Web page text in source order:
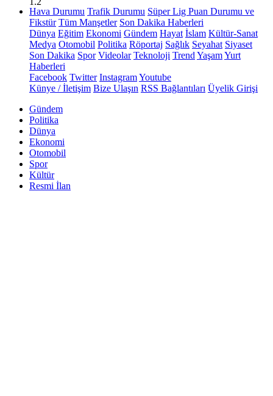
Hava Durumu Trafik Durumu Süper Lig Puan Durumu ve
Fikstür Tüm Manşetler Son Dakika Haberleri
Dünya Eğitim Ekonomi Gündem Hayat İslam Kültür-Sanat
Medya Otomobil Politika Röportaj Sağlık Seyahat Siyaset
Son Dakika Spor Videolar Teknoloji Trend YaşamYurt
Haberleri
Facebook Twitter InstagramYoutube
Künye / İletişim Bize Ulaşın RSS Bağlantıları Üyelik Girişi
Gündem
Politika
Dünya
Ekonomi
Otomobil
Spor
Kültür
Resmi İlan